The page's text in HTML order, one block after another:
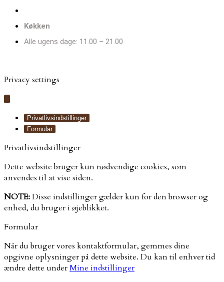
Køkken
Alle ugens dage: 11.00 – 21.00
Privacy settings
Privatlivsindstillinger
Formular
Privatlivsindstillinger
Dette website bruger kun nødvendige cookies, som
anvendes til at vise siden.
NOTE:Disse indstillinger gælder kun for den browser og
enhed, du bruger i øjeblikket.
Formular
Når du bruger vores kontaktformular, gemmes dine
opgivne oplysninger på dette website. Du kan til enhver tid
ændre dette underMine indstillinger